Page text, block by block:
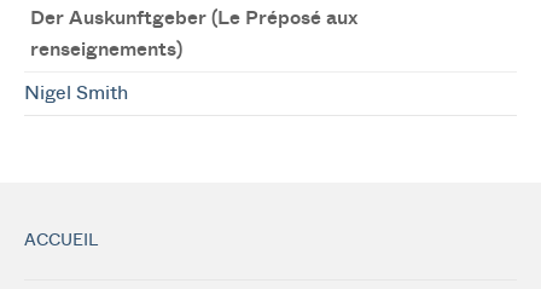
Der Auskunftgeber (Le Préposé aux
renseignements)
Nigel Smith
ACCUEIL